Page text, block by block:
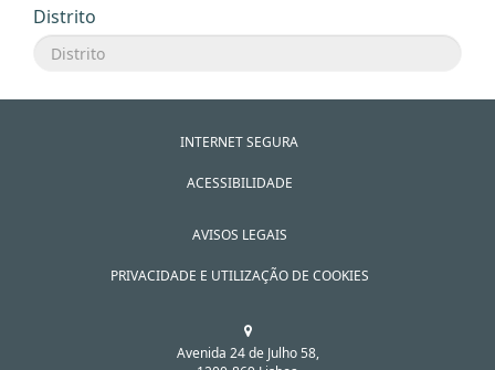
Distrito
INTERNET SEGURA
ACESSIBILIDADE
AVISOS LEGAIS
PRIVACIDADE E UTILIZAÇÃO DE COOKIES
Avenida 24 de Julho 58,